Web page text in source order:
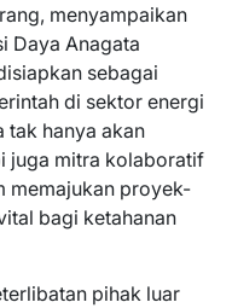
menyampaikan
Daya Anagata
sebagai
di sektor energi
tak hanya akan
juga mitra kolaboratif
memajukan proyek-
bagi ketahanan
pihak luar